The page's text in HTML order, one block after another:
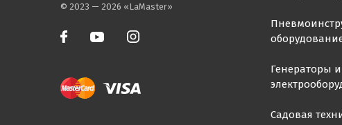
© 2023 — 2026 «LaMaster»
Генераторы и
Садовая